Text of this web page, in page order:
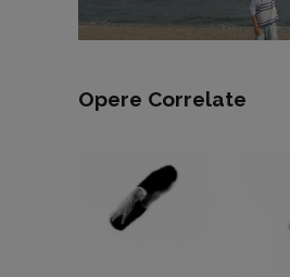
Opere Correlate